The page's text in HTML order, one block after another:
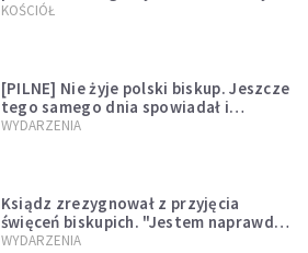
kazał mu opuścić zakon
KOŚCIÓŁ
[PILNE] Nie żyje polski biskup. Jeszcze
tego samego dnia spowiadał i
sprawował Mszę świętą
WYDARZENIA
Ksiądz zrezygnował z przyjęcia
święceń biskupich. "Jestem naprawdę
niegodny"
WYDARZENIA